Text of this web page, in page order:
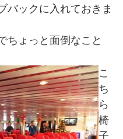
バックに入れておきま
ちょっと面倒なこと
こ
ち
ら
椅
子